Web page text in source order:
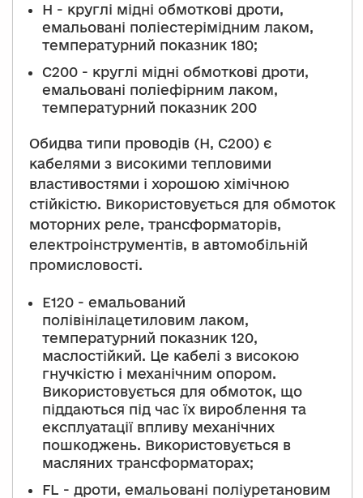
H - круглі мідні обмоткові дроти,
емальовані поліестерімідним лаком,
температурний показник 180;
С200 - круглі мідні обмоткові дроти,
емальовані поліефірним лаком,
температурний показник 200
Обидва типи проводів (H, C200) є
кабелями з високими тепловими
властивостями і хорошою хімічною
стійкістю. Використовується для обмоток
моторних реле, трансформаторів,
електроінструментів, в автомобільній
промисловості.
Е120 - емальований
полівінілацетиловим лаком,
температурний показник 120,
маслостійкий. Це кабелі з високою
гнучкістю і механічним опором.
Використовується для обмоток, що
піддаються під час їх вироблення та
експлуатації впливу механічних
пошкоджень. Використовується в
масляних трансформаторах;
FL - дроти, емальовані поліуретановим